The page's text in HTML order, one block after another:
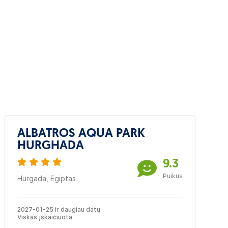
ALBATROS AQUA PARK
HURGHADA
Hurgada, Egiptas
9.3
Puikus
2027-01-25 ir daugiau datų
Viskas įskaičiuota